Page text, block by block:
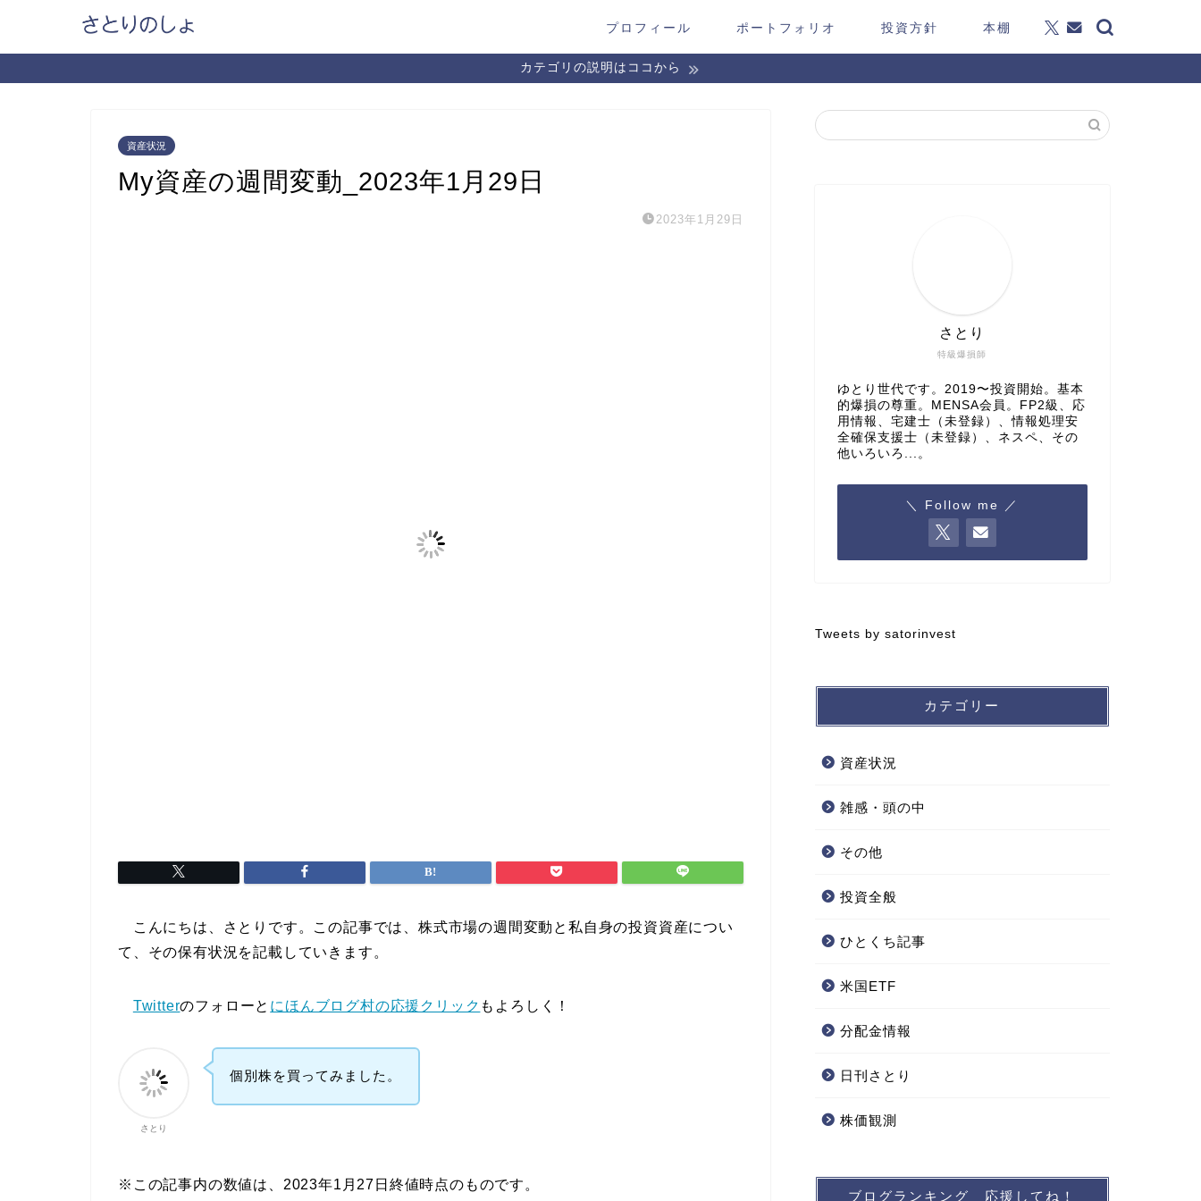
プロフィール ポートフォリオ 投資方針 本棚
カテゴリの説明はココから
資産状況
My資産の週間変動_2023年1月29日
2023年1月29日
こんにちは、さとりです。この記事では、株式市場の週間変動と私自身の投資資産につい
て、その保有状況を記載していきます。
Twitterのフォローと にほんブログ村の応援クリック もよろしく！
さとり
個別株を買ってみました。
※この記事内の数値は、2023年1月27日終値時点のものです。
特級爆損師
さとり
ゆとり世代です。2019〜投資開始。基本
的爆損の尊重。MENSA会員。FP2級、応
用情報、宅建士（未登録）、情報処理安
全確保支援士（未登録）、ネスペ、その
他いろいろ...。
＼ Follow me ／
Tweets by satorinvest
カテゴリー
資産状況
雑感・頭の中
その他
投資全般
ひとくち記事
米国ETF
分配金情報
日刊さとり
株価観測
ブログランキング 応援してね！